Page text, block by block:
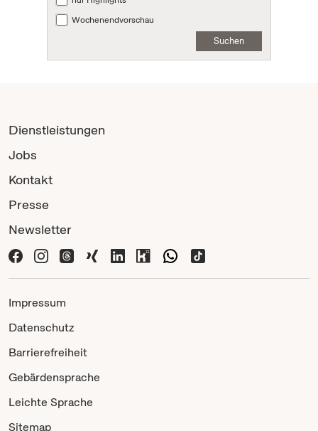
Wochenendvorschau
Suchen
Dienstleistungen
Jobs
Kontakt
Presse
Newsletter
Impressum
Datenschutz
Barrierefreiheit
Gebärdensprache
Leichte Sprache
Sitemap